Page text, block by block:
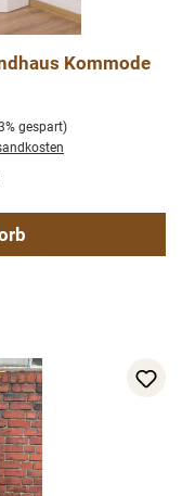
Kommode
gespart)